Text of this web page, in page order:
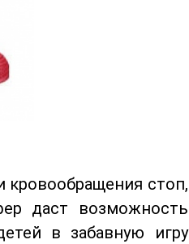
кровообращения стоп,
даст возможность
в забавную игру